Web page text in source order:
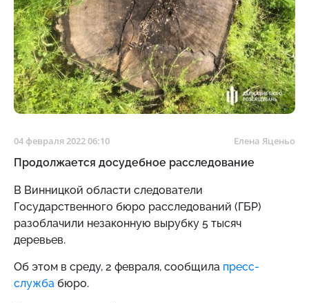
04 февраля 2022 06:10 Елена Яценьо
Продолжается досудебное расследование
В Винницкой области следователи
Государственного бюро расследований (ГБР)
разоблачили незаконную вырубку 5 тысяч
деревьев.
Об этом в среду, 2 февраля, сообщила пресс-
служба бюро.